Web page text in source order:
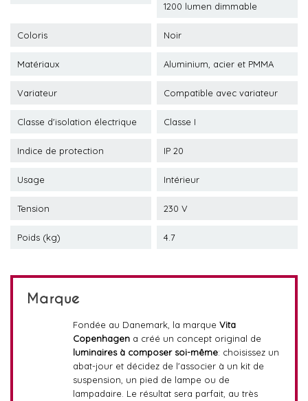
1200 lumen dimmable
Coloris Noir
Matériaux Aluminium, acier et PMMA
Variateur Compatible avec variateur
Classe d'isolation électrique Classe I
Indice de protection IP 20
Usage Intérieur
Tension 230 V
Poids (kg) 4.7
Marque
Fondée au Danemark, la marque Vita
Copenhagena créé un concept original de
luminaires à composer soi-même: choisissez un
abat-jour et décidez de l'associer à un kit de
suspension, un pied de lampe ou de
lampadaire. Le résultat sera parfait, au très